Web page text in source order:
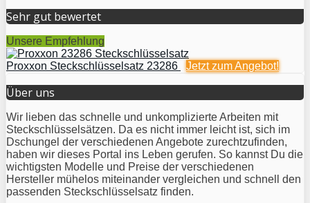
Sehr gut bewertet
Unsere Empfehlung
Proxxon Steckschlüsselsatz 23286 Jetzt zumAngebot!
Über uns
Wir lieben das schnelle und unkomplizierte Arbeiten mit
Steckschlüsselsätzen. Da es nicht immer leicht ist, sich im
Dschungel der verschiedenen Angebote zurechtzufinden,
haben wir dieses Portal ins Leben gerufen. So kannst Du die
wichtigsten Modelle und Preise der verschiedenen
Hersteller mühelos miteinander vergleichen und schnell den
passenden Steckschlüsselsatz finden.